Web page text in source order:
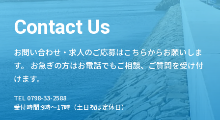
Contact Us
お問い合わせ・求人のご応募はこちらからお願いしま
す。
お急ぎの方はお電話でもご相談、ご質問を受け付
けます。
TEL 0798-33-2588
受付時間:9時～17時（土日祝は定休日）